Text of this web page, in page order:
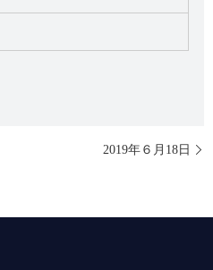
2019年６月18日